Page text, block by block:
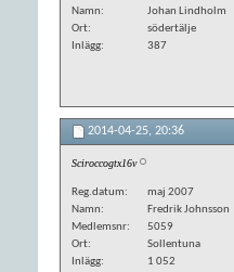
Namn
Johan Lindholm
Ort
södertälje
Inlägg
387
2014-04-25, 20:36
Sciroccogtx16v
Reg.datum
maj 2007
Namn
Fredrik Johnsson
Medlemsnr
5059
Ort
Sollentuna
Inlägg
1 052